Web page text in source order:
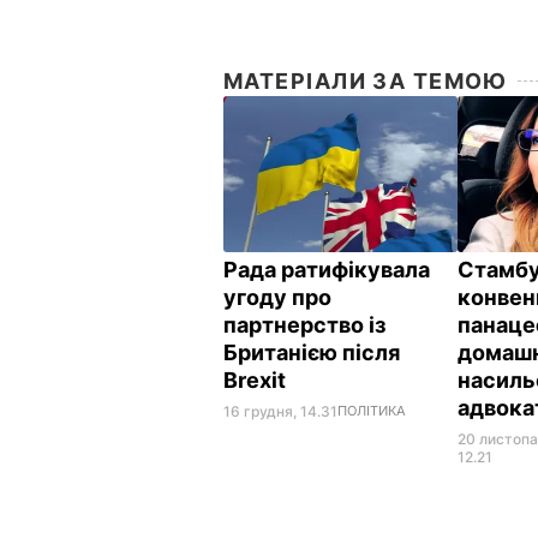
МАТЕРІАЛИ ЗА ТЕМОЮ
Рада ратифікувала
угоду про
партнерство із
Британією після
Brexit
16 грудня, 14.31 ПОЛІТИКА
20
12.21